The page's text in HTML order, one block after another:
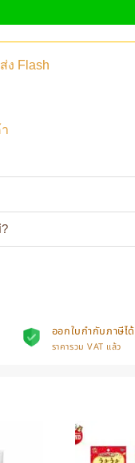
ง Flash
ออกใบกำกับภาษีได้
ราคารวม VAT แล้ว